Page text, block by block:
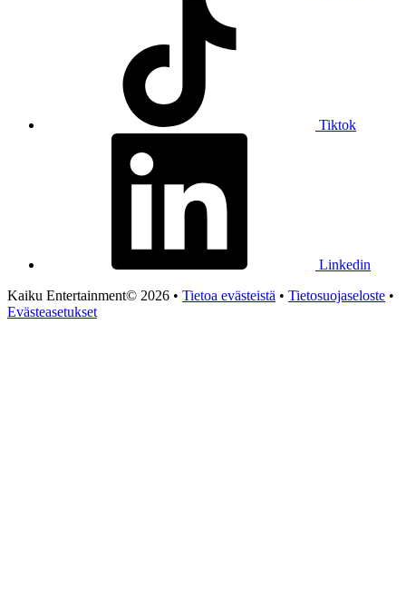
Tiktok
Linkedin
Kaiku Entertainment© 2026 • Tietoa evästeistä • Tietosuojaseloste •
Evästeasetukset